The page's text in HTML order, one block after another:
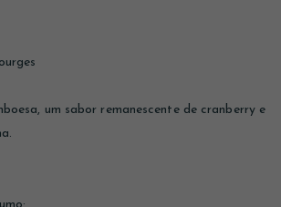
um sabor remanescente de cranberry e